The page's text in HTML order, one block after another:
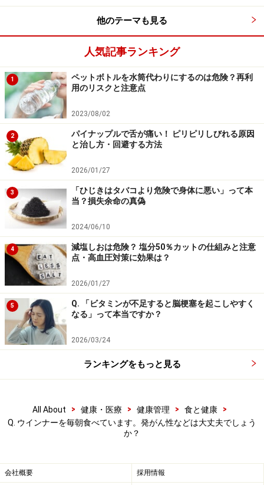
他のテーマも見る
人気記事ランキング
1
ペットボトルを水筒代わりにするのは危険？再利
用のリスクと注意点
2023/08/02
2
パイナップルで舌が痛い！ ピリピリしびれる原因
と治し方・回避する方法
2026/01/27
3
「ひじきはタバコより危険で身体に悪い」って本
当？損失余命の真偽
2024/06/10
4
減塩しおは危険？ 塩分50％カットの仕組みと注意
点・高血圧対策に効果は？
2026/01/27
5
Q. 「ビタミンが不足すると脳梗塞を起こしやすく
なる」って本当ですか？
2026/03/24
ランキングをもっと見る
All About > 健康・医療 > 健康管理 > 食と健康
>
Q. ウインナーを毎朝食べています。発がん性などは大丈夫でしょう
か？
会社概要 採用情報